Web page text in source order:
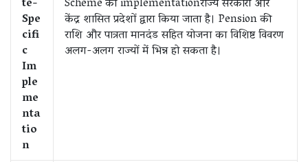
Spe
cifi
c
Im
ple
me
nta
tio
n
केंद्र शासित प्रदेशों द्वारा किया जाता है। Pension की
राशि और पात्रता मानदंड सहित योजना का विशिष्ट विवरण
अलग-अलग राज्यों में भिन्न हो सकता है।